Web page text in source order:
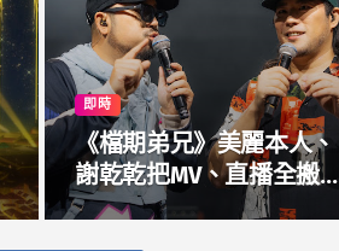
即時
《檔期弟兄》美麗本人、
謝乾乾把MV、直播全搬進
演唱會 自由發揮睽違10年